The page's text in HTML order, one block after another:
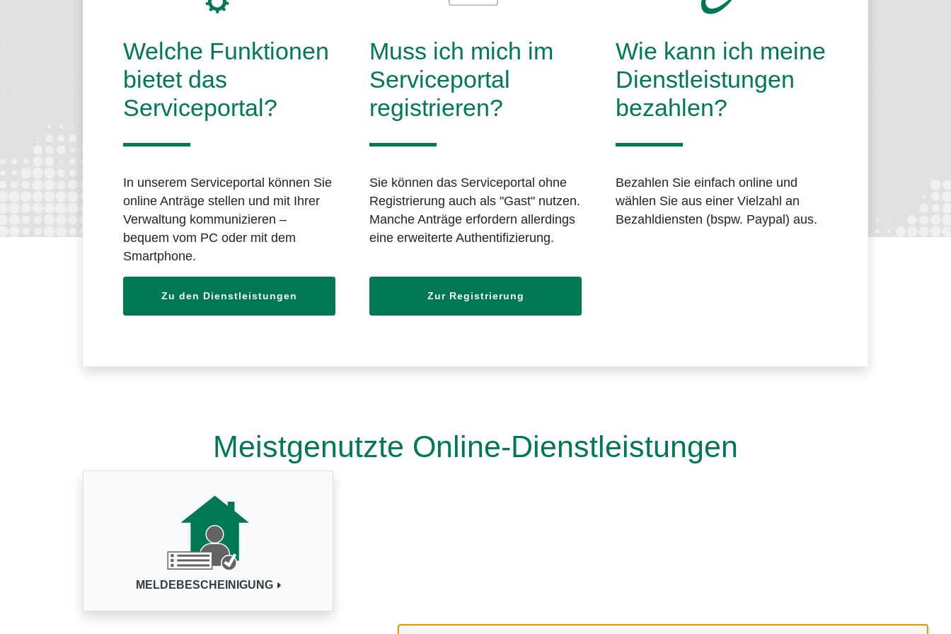
Welche Funktionen
bietet das
Serviceportal?
In unserem Serviceportal können Sie
online Anträge stellen und mit Ihrer
Verwaltung kommunizieren –
bequem vom PC oder mit dem
Smartphone.
Zu den Dienstleistungen
Muss ich mich im
Serviceportal
registrieren?
Sie können das Serviceportal ohne
Registrierung auch als "Gast" nutzen.
Manche Anträge erfordern allerdings
eine erweiterte Authentifizierung.
Zur Registrierung
Wie kann ich meine
Dienstleistungen
bezahlen?
Bezahlen Sie einfach online und
wählen Sie aus einer Vielzahl an
Bezahldiensten (bspw. Paypal) aus.
Meistgenutzte Online-Dienstleistungen
MELDEBESCHEINIGUNG